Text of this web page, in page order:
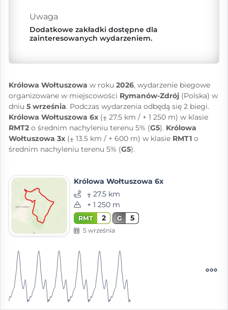
Uwaga
Dodatkowe zakładki dostępne dla
zainteresowanych wydarzeniem.
Królowa Wołtuszowa w roku 2026, wydarzenie biegowe
organizowane w miejscowości Rymanów-Zdrój (Polska) w
dniu 5 września. Podczas wydarzenia odbędą się 2 biegi.
Królowa Wołtuszowa 6x (⨦ 27.5 km / + 1 250 m) w klasie
RMT2 o średnim nachyleniu terenu 5% (G5). Królowa
Wołtuszowa 3x (⨦ 13.5 km / + 600 m) w klasie RMT1 o
średnim nachyleniu terenu 5% (G5).
Królowa Wołtuszowa 6x
⨦ 27.5 km
+ 1 250 m
RMT 2 G 5
5 września